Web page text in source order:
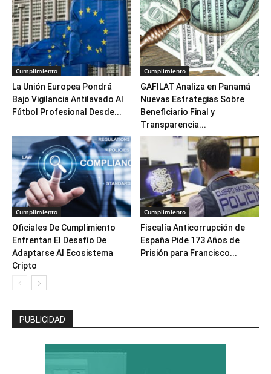
Cumplimiento
La Unión Europea Pondrá
Bajo Vigilancia Antilavado Al
Fútbol Profesional Desde...
Cumplimiento
GAFILAT Analiza en Panamá
Nuevas Estrategias Sobre
Beneficiario Final y
Transparencia...
Cumplimiento
Oficiales De Cumplimiento
Enfrentan El Desafío De
Adaptarse Al Ecosistema
Cripto
Cumplimiento
Fiscalía Anticorrupción de
España Pide 173 Años de
Prisión para Francisco...
PUBLICIDAD